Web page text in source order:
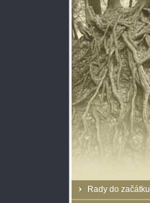
Rady do začátku